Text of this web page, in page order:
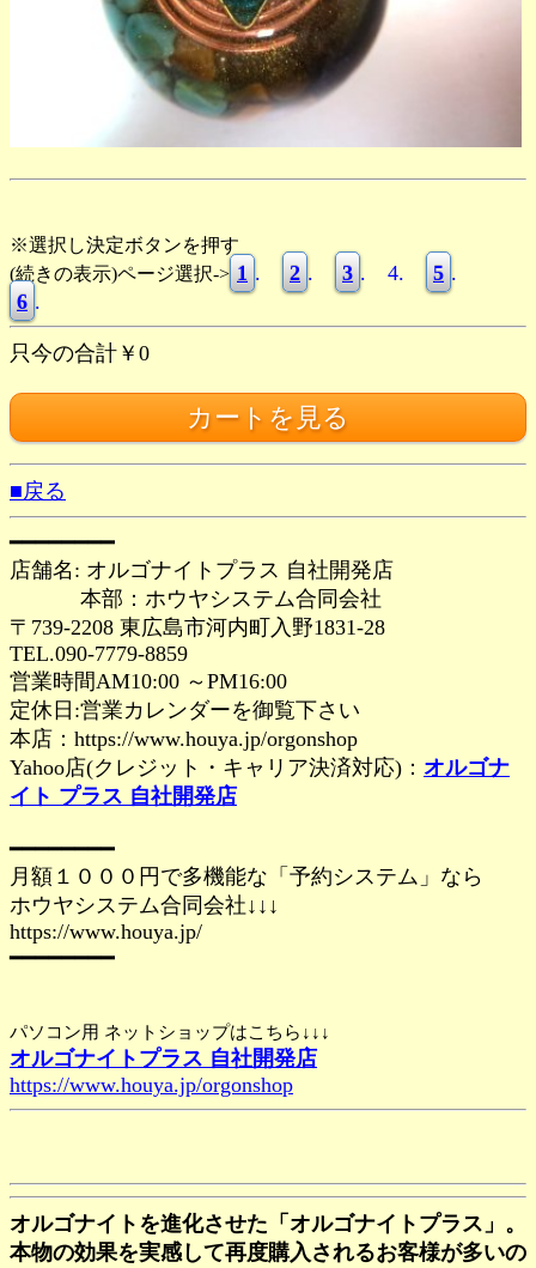
※選択し決定ボタンを押す
(続きの表示)ページ選択-> 1 . 2 . 3 . 4. 5 .
6 .
只今の合計￥0
■戻る
━━━━━━━━
店舗名: オルゴナイトプラス 自社開発店
本部：ホウヤシステム合同会社
〒739-2208 東広島市河内町入野1831-28
TEL.090-7779-8859
営業時間AM10:00 ～PM16:00
定休日:営業カレンダーを御覧下さい
本店：https://www.houya.jp/orgonshop
Yahoo店(クレジット・キャリア決済対応)： オルゴナ
イト プラス 自社開発店
━━━━━━━━
月額１０００円で多機能な「予約システム」なら
ホウヤシステム合同会社↓↓↓
https://www.houya.jp/
━━━━━━━━
パソコン用 ネットショップはこちら↓↓↓
オルゴナイトプラス 自社開発店
https://www.houya.jp/orgonshop
オルゴナイトを進化させた「オルゴナイトプラス」。
本物の効果を実感して再度購入されるお客様が多いの